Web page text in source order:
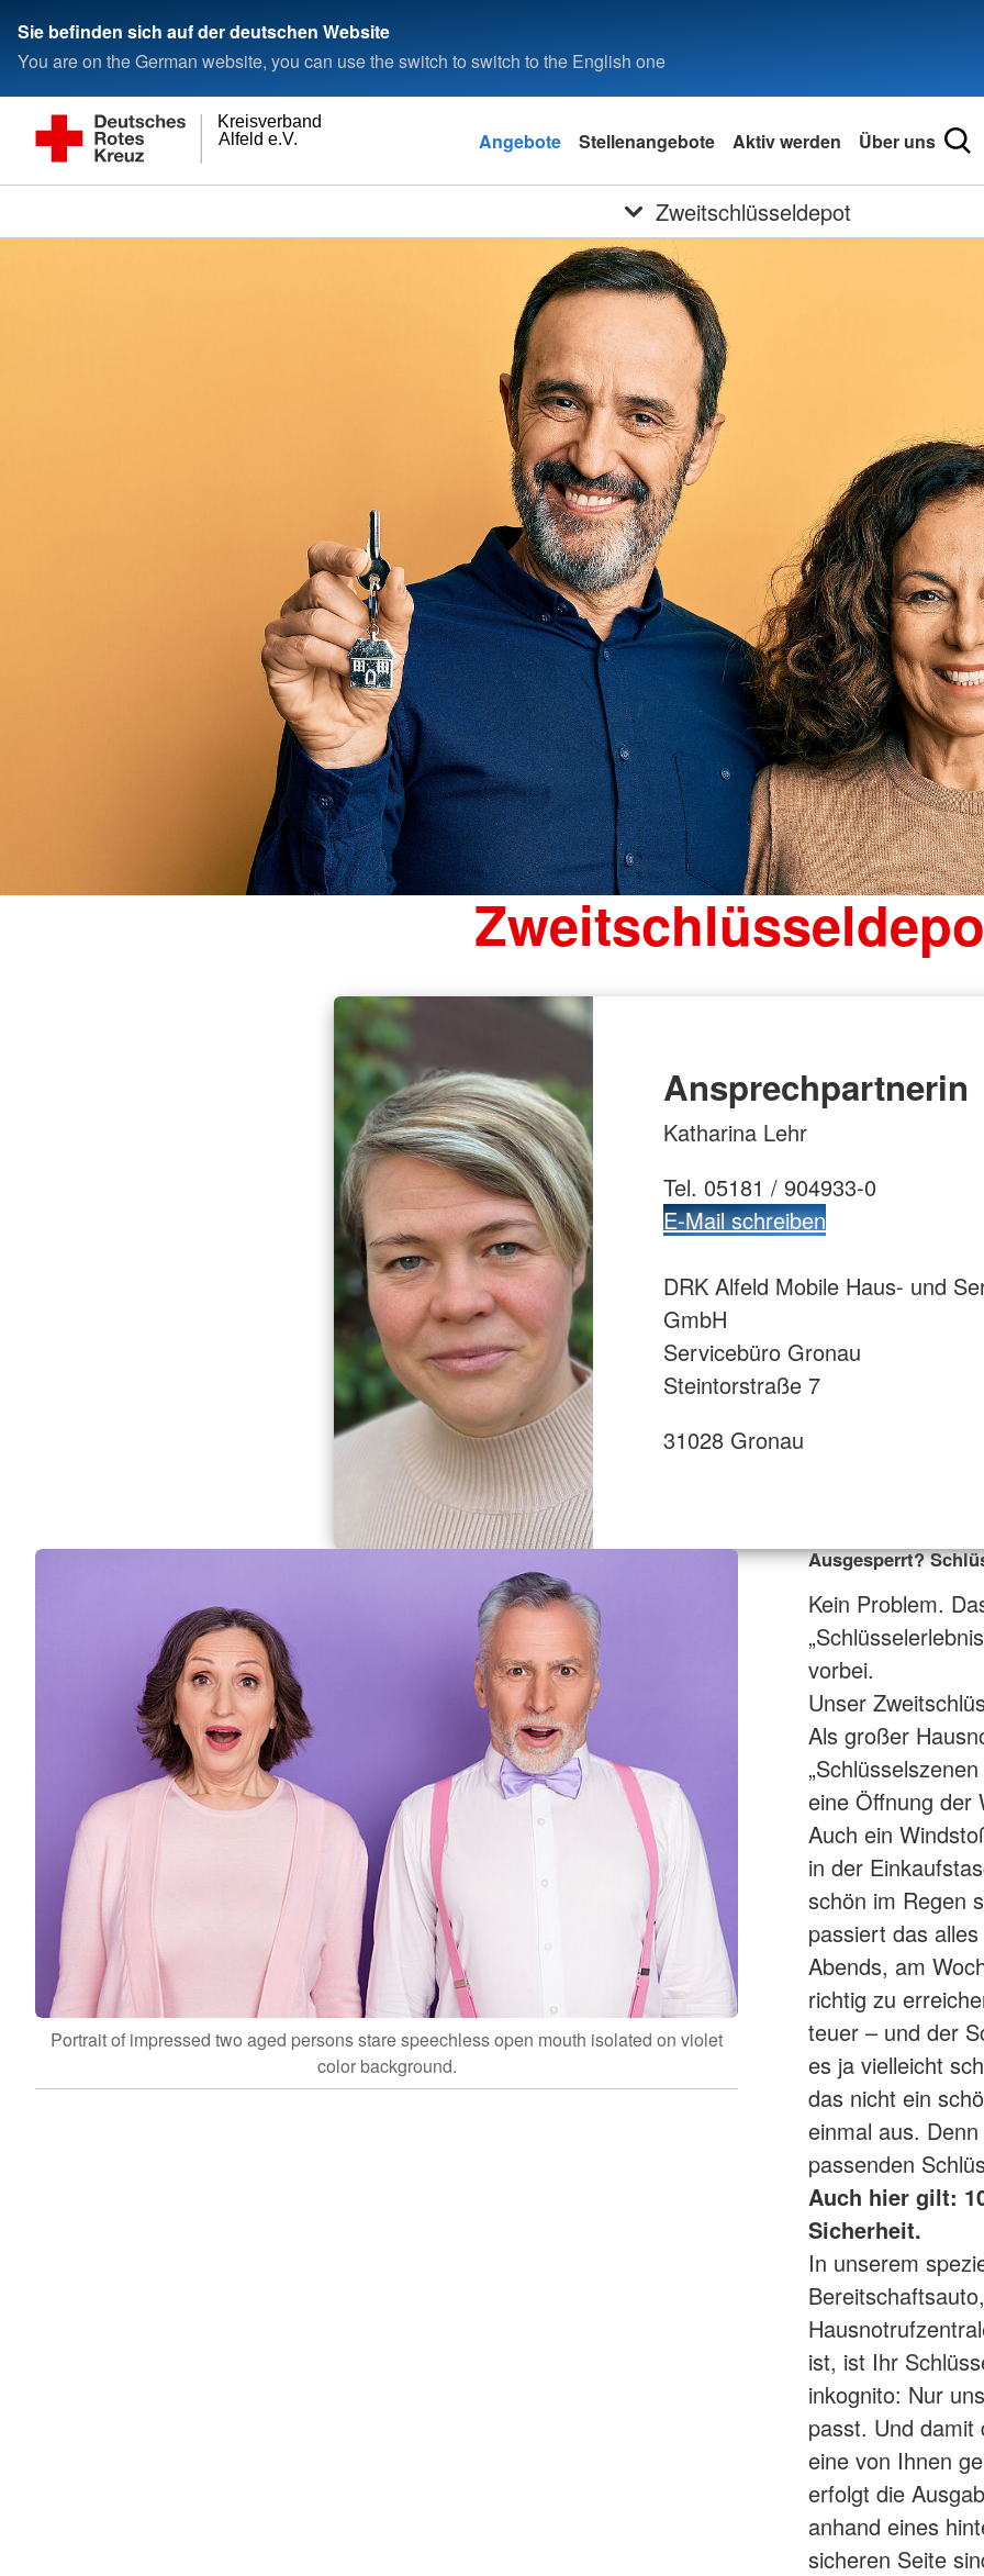
Sie befinden sich auf der deutschen Website
You are on the German website, you can use the switch to switch to the English one
Alfeld e.V.
Kreisverband
Angebote Stellenangebote Aktiv werden Über uns
Zweitschlüsseldepot
Ansprechpartnerin
Katharina Lehr
Tel. 05181 / 904933-0
E-Mail schreiben
DRK Alfeld Mobile Haus- und
GmbH
Servicebüro Gronau
Steintorstraße 7
31028 Gronau
Portrait of impressed two aged persons stare speechless open mouth isolated on violet
color background.
Ausgesperrt?
Kein Problem.
vorbei.
Unser
Als großer
eine Öffnung der
Auch ein
in der
schön im Regen
passiert das
Abends, am
richtig zu
teuer – und der
es ja vielleicht
das nicht ein
einmal aus.
passenden
Auch hier gilt:
Sicherheit.
In unserem
ist, ist Ihr
inkognito: Nur
passt. Und damit
eine von Ihnen
erfolgt die
anhand eines
sicheren Seite